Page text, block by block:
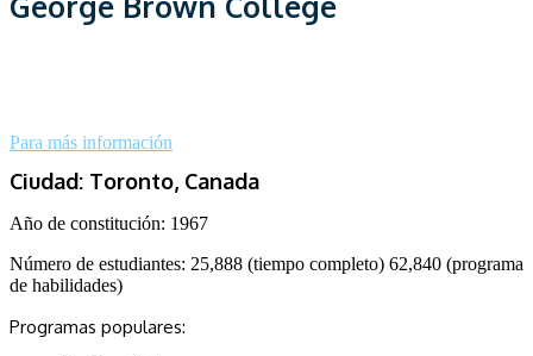
Para más información
Ciudad: Toronto, Canada
Año de constitución: 1967
Número de estudiantes: 25,888 (tiempo completo) 62,840 (programa
de habilidades)
Programas populares: